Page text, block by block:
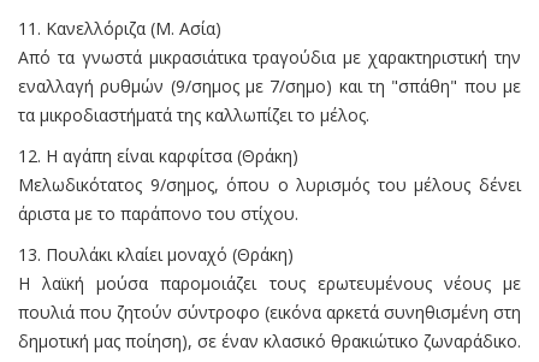
11. Κανελλόριζα (Μ. Ασία)
Από τα γνωστά μικρασιάτικα τραγούδια με χαρακτηριστική την
εναλλαγή ρυθμών (9/σημος με 7/σημο) και τη "σπάθη" που με
τα μικροδιαστήματά της καλλωπίζει το μέλος.
12. Η αγάπη είναι καρφίτσα (Θράκη)
Μελωδικότατος 9/σημος, όπου ο λυρισμός του μέλους δένει
άριστα με το παράπονο του στίχου.
13. Πουλάκι κλαίει μοναχό (Θράκη)
Η λαϊκή μούσα παρομοιάζει τους ερωτευμένους νέους με
πουλιά που ζητούν σύντροφο (εικόνα αρκετά συνηθισμένη στη
δημοτική μας ποίηση), σε έναν κλασικό θρακιώτικο ζωναράδικο.